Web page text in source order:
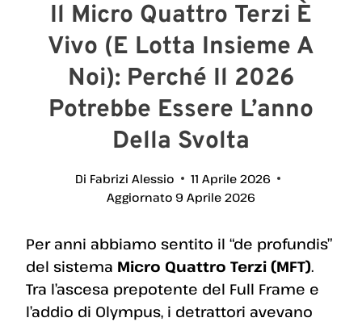
Il Micro Quattro Terzi È
Vivo (e Lotta Insieme A
Noi): Perché Il 2026
Potrebbe Essere L’anno
Della Svolta
Di Fabrizi Alessio
11 Aprile 2026
Aggiornato 9 Aprile 2026
Per anni abbiamo sentito il “de profundis”
del sistema Micro Quattro Terzi (MFT).
Tra l’ascesa prepotente del Full Frame e
l’addio di Olympus, i detrattori avevano